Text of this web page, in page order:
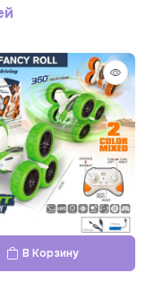
В Корзину